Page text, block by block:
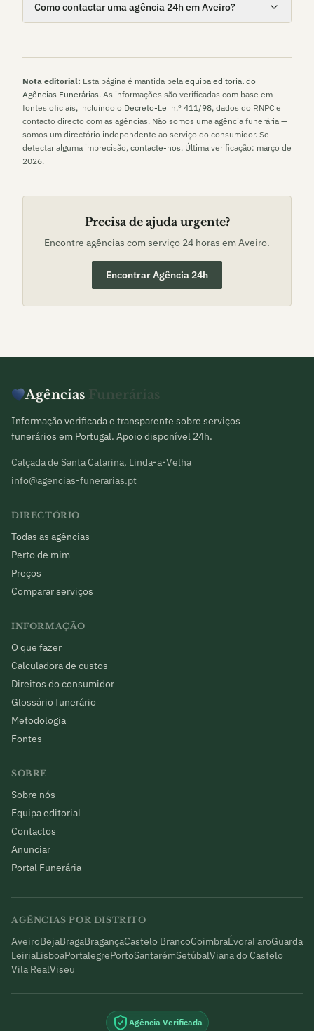
Como contactar uma agência 24h em Aveiro?
Nota editorial: Esta página é mantida pela equipa editorial do
Agências Funerárias. As informações são verificadas com base em
fontes oficiais, incluindo o Decreto-Lei n.º 411/98, dados do RNPC e
contacto directo com as agências. Não somos uma agência funerária —
somos um directório independente ao serviço do consumidor. Se
detectar alguma imprecisão, contacte-nos. Última verificação: março de
2026.
Precisa de ajuda urgente?
Encontre agências com serviço 24 horas em Aveiro.
Encontrar Agência 24h
Agências Funerárias
Informação verificada e transparente sobre serviços
funerários em Portugal. Apoio disponível 24h.
Calçada de Santa Catarina, Linda-a-Velha
info@agencias-funerarias.pt
DIRECTÓRIO
Todas as agências
Perto de mim
Preços
Comparar serviços
INFORMAÇÃO
O que fazer
Calculadora de custos
Direitos do consumidor
Glossário funerário
Metodologia
Fontes
SOBRE
Sobre nós
Equipa editorial
Contactos
Anunciar
Portal Funerária
AGÊNCIAS POR DISTRITO
AveiroBejaBragaBragançaCastelo BrancoCoimbraÉvoraFaroGuarda
LeiriaLisboaPortalegrePortoSantarémSetúbalViana do Castelo
Vila RealViseu
Agência Verificada